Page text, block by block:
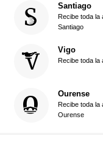
Santiago
Recibe toda la
Santiago
Vigo
Recibe toda la
Ourense
Recibe toda la
Ourense